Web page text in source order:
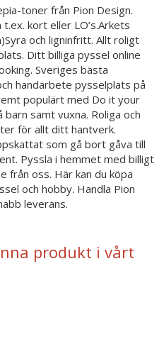
toner från Pion Design.
kort eller LO’s.Arkets
och ligninfritt. Allt roligt
Ditt billiga pyssel online
Sveriges bästa
handarbete pysselplats på
populärt med Do it your
samt vuxna. Roliga och
för allt ditt hantverk.
som gå bort gåva till
Pyssla i hemmet med billigt
från oss. Här kan du köpa
och hobby. Handla Pion
leverans.
produkt i vårt